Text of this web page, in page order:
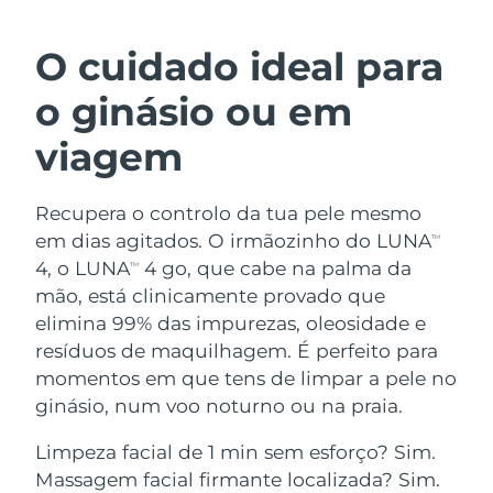
O cuidado ideal para
o ginásio ou em
viagem
Recupera o controlo da tua pele mesmo
em dias agitados. O irmãozinho do LUNATM
4, o LUNATM
4 go, que cabe na palma da
mão, está clinicamente provado que
elimina 99% das impurezas, oleosidade e
resíduos de maquilhagem. É perfeito para
momentos em que tens de limpar a pele no
ginásio, num voo noturno ou na praia.
Limpeza facial de 1 min sem esforço? Sim.
Massagem facial firmante localizada? Sim.
Limpeza facial
LUNA™ 4 kit
LUNA™ 4 Plus
Massage, LED heating
LUNA™ 4 Men
For men, anti-aging massage
Lifting facial
BEAR™ 2 kit
BEAR™ 2 go
Microcurrent toning on-the-go
BEAR™ 2 eyes & lips
Microcurrent line smoothing device
Hidratação
UFO™ 3 kit
Deep facial hydration
UFO™ 3 LED
device
Cuidado oral
issa™ 4
Hybrid silicone sonic toothbrush
issa™ 4 plus
Smart hybrid silicone sonic toothbrush
TRATAMENTO ANTIENVELHECIMENTO
FAQ™
Antienvelhecimento Tratamentos LED
NEW
Barein Entrega prevista 8/12/26
Bélgica
Bósnia e
Herzegovina
Entrega prevista 8/14/26
Brunei Entrega prevista8/16/26
Bulgária Entrega prevista 8/11/26
Canadá Entrega prevista
Chile Entrega prevista8/15/26